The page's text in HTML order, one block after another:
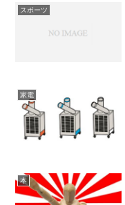
スポーツ
家電
本